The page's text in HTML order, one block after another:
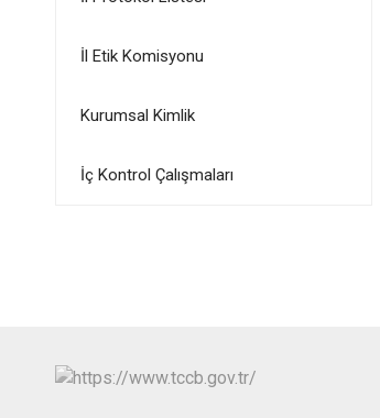
İl Etik Komisyonu
Kurumsal Kimlik
İç Kontrol Çalışmaları